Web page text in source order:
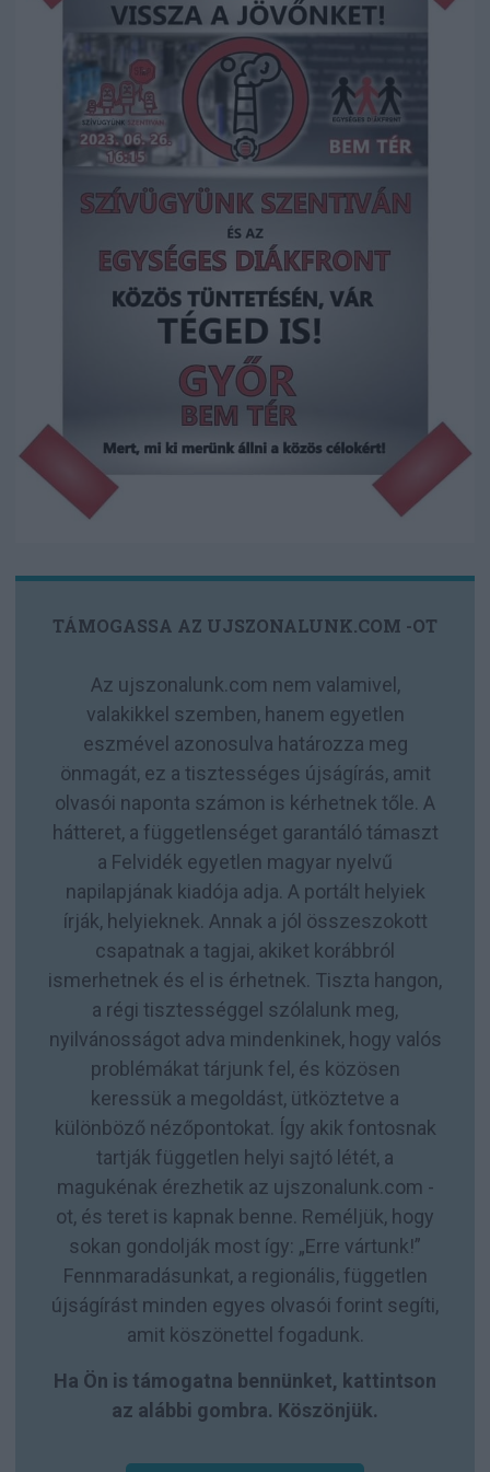
TÁMOGASSA AZ UJSZONALUNK.COM -OT
Az ujszonalunk.com nem valamivel,
valakikkel szemben, hanem egyetlen
eszmével azonosulva határozza meg
önmagát, ez a tisztességes újságírás, amit
olvasói naponta számon is kérhetnek tőle. A
hátteret, a függetlenséget garantáló támaszt
a Felvidék egyetlen magyar nyelvű
napilapjának kiadója adja. A portált helyiek
írják, helyieknek. Annak a jól összeszokott
csapatnak a tagjai, akiket korábbról
ismerhetnek és el is érhetnek. Tiszta hangon,
a régi tisztességgel szólalunk meg,
nyilvánosságot adva mindenkinek, hogy valós
problémákat tárjunk fel, és közösen
keressük a megoldást, ütköztetve a
különböző nézőpontokat. Így akik fontosnak
tartják független helyi sajtó létét, a
magukénak érezhetik az ujszonalunk.com -
ot, és teret is kapnak benne. Reméljük, hogy
sokan gondolják most így: „Erre vártunk!”
Fennmaradásunkat, a regionális, független
újságírást minden egyes olvasói forint segíti,
amit köszönettel fogadunk.
Ha Ön is támogatna bennünket, kattintson
az alábbi gombra. Köszönjük.